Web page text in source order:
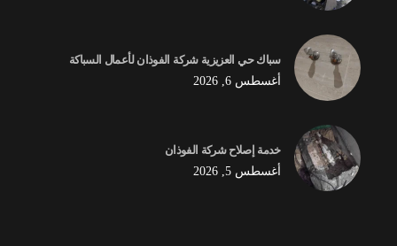
سباك حي العزيزية شركة الفوذان لأعمال السباكة
أغسطس 6, 2026
خدمة إصلاح شركة الفوذان
أغسطس 5, 2026